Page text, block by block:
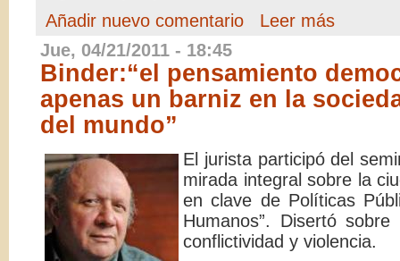
Añadir nuevo comentario
Leer más
Jue, 04/21/2011 - 18:45
Binder:“el pensamiento
apenas un barniz en la
del mundo”
El jurista participó del
mirada integral sobre la
en clave de Políticas
Humanos”. Disertó
conflictividad y violencia.